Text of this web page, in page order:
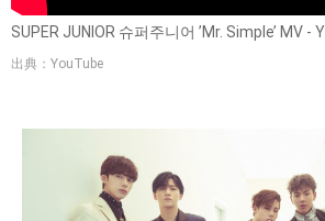
SUPER JUNIOR 슈퍼주니어 ’Mr. Simple’ MV -
出典：YouTube